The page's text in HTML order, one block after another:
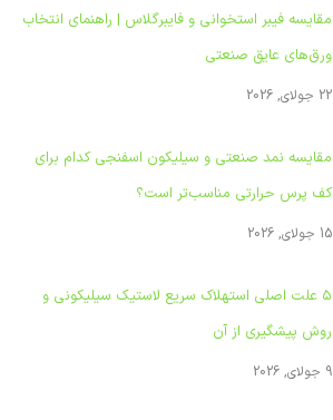
مقایسه فیبر استخوانی و فایبرگلاس | راهنمای انتخاب
ورق‌های عایق صنعتی
22 جولای, 2026
مقایسه نمد صنعتی و سیلیکون اسفنجی کدام برای
کف پرس حرارتی مناسب‌تر است؟
15 جولای, 2026
۵ علت اصلی استهلاک سریع لاستیک سیلیکونی و
روش پیشگیری از آن
9 جولای, 2026